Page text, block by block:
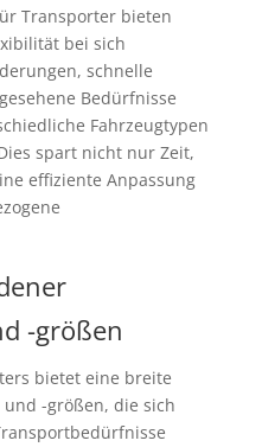
Transporter bieten
bei sich
schnelle
Bedürfnisse
Fahrzeugtypen
spart nicht nur Zeit,
effiziente Anpassung
-größen
bietet eine breite
-größen, die sich